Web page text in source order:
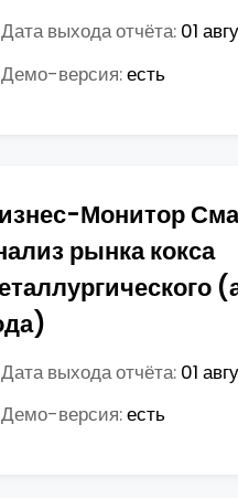
Дата выхода отчёта: 01
Демо-версия:есть
Монитор
рынка кокса
Дата выхода отчёта: 01
Демо-версия:есть